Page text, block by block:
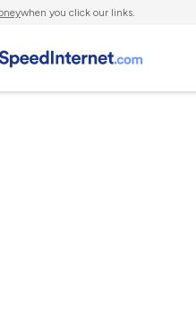
when you click our links.